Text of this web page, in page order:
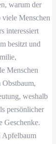
warum der
viele Menschen
interessiert
besitzt und
Menschen
weshalb
persönlicher
Geschenke.
Apfelbaum